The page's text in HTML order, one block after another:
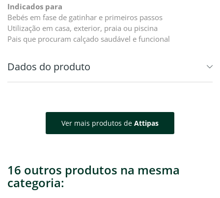
Indicados para
Bebés em fase de gatinhar e primeiros passos
Utilização em casa, exterior, praia ou piscina
Pais que procuram calçado saudável e funcional
Dados do produto
Ver mais produtos de Attipas
16 outros produtos na mesma
categoria: